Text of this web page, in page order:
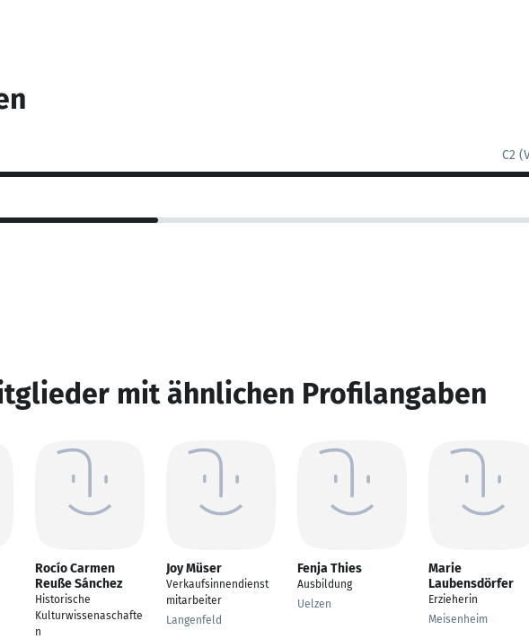
C2
mit ähnlichen Profilangaben
Rocío Carmen
Reuße Sánchez
Historische
Kulturwissenaschafte
n
Joy Müser
Verkaufsinnendienst
mitarbeiter
Langenfeld
Fenja Thies
Ausbildung
Uelzen
Marie
Laubensdörfer
Erzieherin
Meisenheim